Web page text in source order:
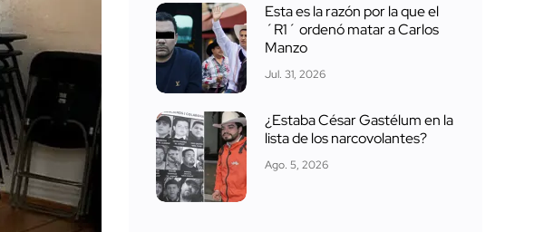
Esta es la razón por la que el
´R1´ ordenó matar a Carlos
Manzo
Jul. 31, 2026
¿Estaba César Gastélum en la
lista de los narcovolantes?
Ago. 5, 2026